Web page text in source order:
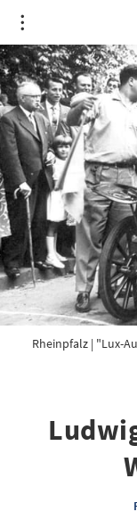
Rheinpfalz | "Lux-